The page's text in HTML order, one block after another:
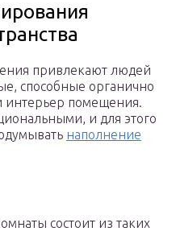
привлекают людей
способные органично
интерьер помещения.
и для этого
наполнение
состоит из таких